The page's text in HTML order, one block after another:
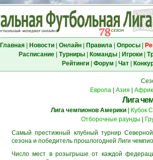
Главная| Новости| Онлайн| Правила| Опросы|
Расписание| Турниры| Команды| Игроки|
Рейтинги| Форум Чат|
Европа| Азия
Лига
Лига чемпионов Америки Кубок
Отборочные раунды
Самый престижный клубный турнир
сезона и победитель прошлогодней Лиги
Число мест в розыгрыше от каждой